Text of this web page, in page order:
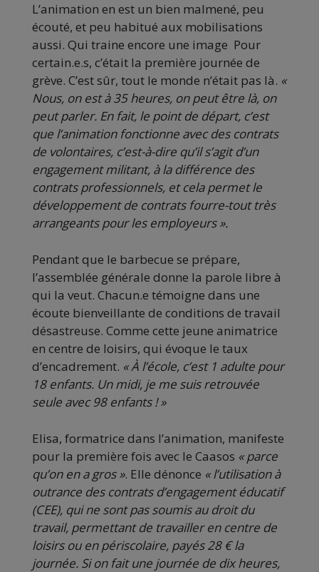
L’animation en est un bien malmené, peu
écouté, et peu habitué aux mobilisations
aussi. Qui traine encore une image Pour
certain.e.s, c’était la première journée de
grève. C’est sûr, tout le monde n’était pas là. «
Nous, on est à 35 heures, on peut être là, on
peut parler. En fait, le point de départ, c’est
que l’animation fonctionne avec des contrats
de volontaires, c’est-à-dire qu’il s’agit d’un
engagement militant, à la différence des
contrats professionnels, et cela permet le
développement de contrats fourre-tout très
arrangeants pour les employeurs ».
Pendant que le barbecue se prépare,
l’assemblée générale donne la parole libre à
qui la veut. Chacun.e témoigne dans une
écoute bienveillante de conditions de travail
désastreuse. Comme cette jeune animatrice
en centre de loisirs, qui évoque le taux
d’encadrement. « À l’école, c’est 1 adulte pour
18 enfants. Un midi, je me suis retrouvée
seule avec 98 enfants ! »
Elisa, formatrice dans l’animation, manifeste
pour la première fois avec le Caasos « parce
qu’on en a gros ». Elle dénonce « l’utilisation à
outrance des contrats d’engagement éducatif
(CEE), qui ne sont pas soumis au droit du
travail, permettant de travailler en centre de
loisirs ou en périscolaire, payés 28 € la
journée. Si on fait une journée de dix heures,